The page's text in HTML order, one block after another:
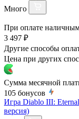
Много
При оплате
3 497 ₽
Другие способы
Цена при других
Сумма месячной
105 бонусов
Игра Diablo III:
версия)